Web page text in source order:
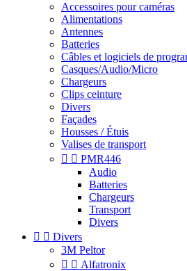
Accessoires pour caméras
Alimentations
Antennes
Batteries
Câbles et logiciels de
Casques/Audio/Micro
Chargeurs
Clips ceinture
Divers
Façades
Housses / Étuis
Valises de transport
  PMR446
Audio
Batteries
Chargeurs
Transport
Divers
  Divers
3M Peltor
  Alfatronix